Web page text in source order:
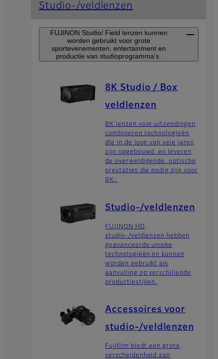
Studio-/veldlenzen
FUJINON Studio/ Field lenzen kunnen
worden gebruikt voor grote
sportevenementen, entertainment en
productie van studioprogramma's.
8K Studio / Box
veldlenzen
8K lenzen voor uitzendingen
combineren technologieën
die in de loop van vele jaren
zijn opgebouwd, en leveren
de overweldigende optische
prestaties die nodig zijn voor
8K.
Studio-/veldlenzen
FUJINON HD
studio-/veldlenzen hebben
geavanceerde unieke
technologieën en kunnen
worden gebruikt als
aanvulling op verschillende
productiestijlen.
Accessoires voor
studio-/veldlenzen
Fujifilm biedt een grote
verscheidenheid aan